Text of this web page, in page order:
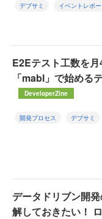
デブサミ イベントレポー
E2Eテスト工数を月
「mabl」で始める
DeveloperZine
開発プロセス デブサミ
データドリブン開
解しておきたい！